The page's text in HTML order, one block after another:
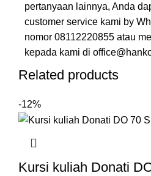
pertanyaan lainnya, Anda
customer service kami by
nomor 08112220855 atau
kepada kami di
Related products
-12%
Kursi kuliah Donati